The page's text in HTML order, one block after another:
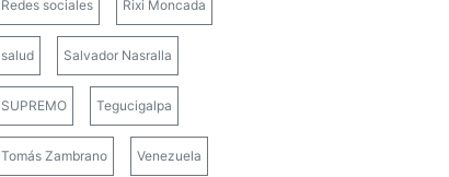
Redes sociales Rixi Moncada
salud Salvador Nasralla
SUPREMO Tegucigalpa
Tomás Zambrano Venezuela